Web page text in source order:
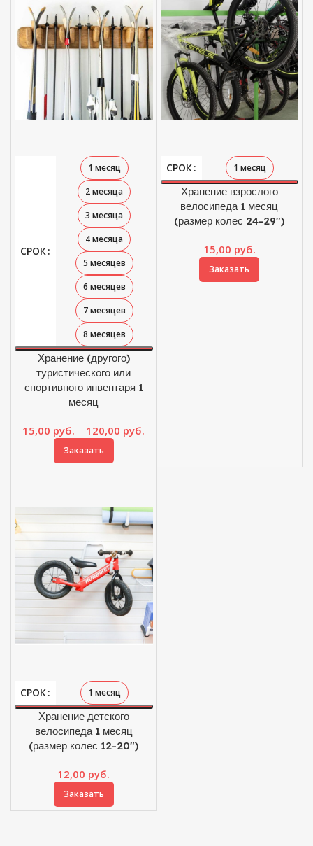
СРОК
1 месяц
2 месяца
3 месяца
4 месяца
5 месяцев
6 месяцев
7 месяцев
8 месяцев
Хранение (другого)
туристического или
спортивного инвентаря 1
месяц
15,00 руб. – 120,00 руб.
Заказать
СРОК 1 месяц
Хранение взрослого
велосипеда 1 месяц
(размер колес 24-29″)
15,00 руб.
Заказать
СРОК 1 месяц
Хранение детского
велосипеда 1 месяц
(размер колес 12-20″)
12,00 руб.
Заказать